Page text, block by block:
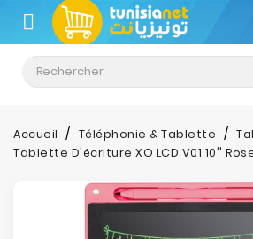
CATÉGORIE
Climatisation
Informatique
Accueil Téléphonie & Tablette
Tablette D'écriture XO LCD V01 10''